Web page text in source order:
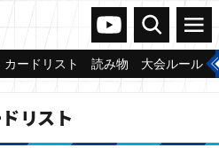
ヴァンガードch
検索 メニュー
カードリスト 読み物 大会ルール
リスト